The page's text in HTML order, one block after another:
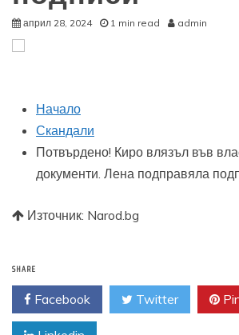
април 28, 2024 1 min read admin
Начало
Скандали
Потвърдено! Киро влязъл във
документи. Лена подправяла
Източник: Narod.bg
SHARE
Facebook Twitter